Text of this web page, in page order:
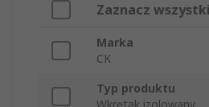
Zaznacz
Marka
CK
Typ produktu